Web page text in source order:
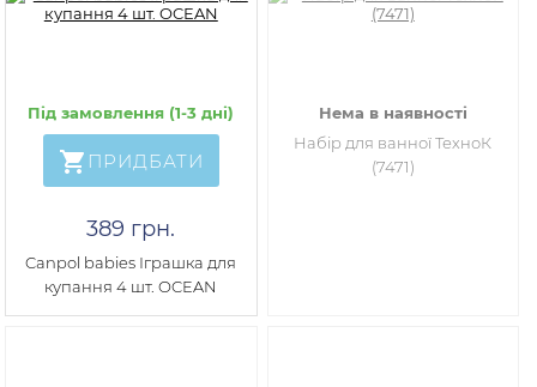
Під замовлення (1-3 дні)
ПРИДБАТИ
389 грн.
Canpol babies Іграшка для
купання 4 шт. OCEAN
Нема в наявності
Набір для ванної ТехноК
(7471)